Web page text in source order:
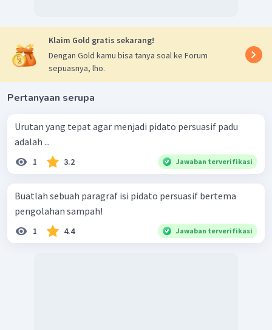
Klaim Gold gratis sekarang!
Dengan Gold kamu bisa tanya soal ke Forum
sepuasnya, lho.
Pertanyaan serupa
Urutan yang tepat agar menjadi pidato persuasif padu
adalah ...
1 3.2 Jawaban terverifikasi
Buatlah sebuah paragraf isi pidato persuasif bertema
pengolahan sampah!
1 4.4 Jawaban terverifikasi